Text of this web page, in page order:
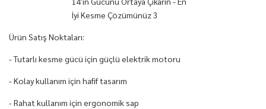
Ürün Satış Noktaları:
- Tutarlı kesme gücü için güçlü elektrik motoru
- Kolay kullanım için hafif tasarım
- Rahat kullanım için ergonomik sap